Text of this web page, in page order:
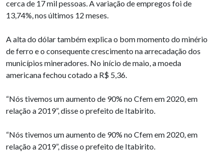
cerca de 17 mil pessoas. A variação de empregos foi de
13,74%, nos últimos 12 meses.
A alta do dólar também explica o bom momento do minério
de ferro e o consequente crescimento na arrecadação dos
municípios mineradores. No início de maio, a moeda
americana fechou cotado a R$ 5,36.
“Nós tivemos um aumento de 90% no Cfem em 2020, em
relação a 2019”, disse o prefeito de Itabirito.
“Nós tivemos um aumento de 90% no Cfem em 2020, em
relação a 2019”, disse o prefeito de Itabirito.